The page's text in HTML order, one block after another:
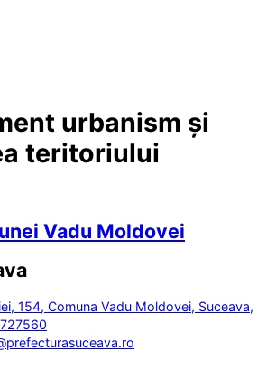
urbanism și
teritoriului
Vadu Moldovei
154, Comuna Vadu Moldovei, Suceava,